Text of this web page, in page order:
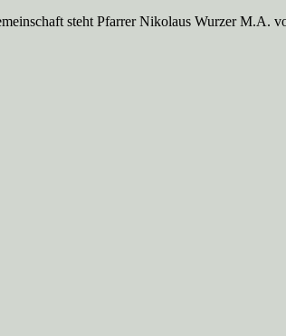
steht Pfarrer Nikolaus Wurzer